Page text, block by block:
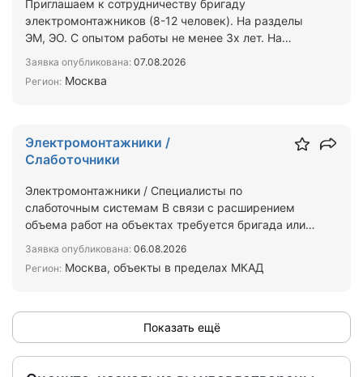
Приглашаем к сотрудничеству бригаду
электромонтажников (8-12 человек). На разделы
ЭМ, ЭО. С опытом работы не менее 3х лет. На
Заявка опубликована: 07.08.2026
Регион: Москва
Электромонтажники /
Слаботочники
Электромонтажники / Специалисты по
слаботочным системам ​В связи с расширением
объема работ на объектах требуется бригада или
Заявка опубликована: 06.08.2026
Регион: Москва, объекты в пределах МКАД
Показать ещё